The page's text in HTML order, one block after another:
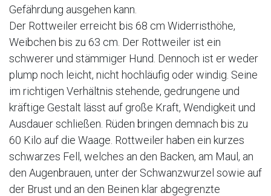
Gefährdung ausgehen kann.
Der Rottweiler erreicht bis 68 cm Widerristhöhe,
Weibchen bis zu 63 cm. Der Rottweiler ist ein
schwerer und stämmiger Hund. Dennoch ist er weder
plump noch leicht, nicht hochläufig oder windig. Seine
im richtigen Verhältnis stehende, gedrungene und
kräftige Gestalt lässt auf große Kraft, Wendigkeit und
Ausdauer schließen. Rüden bringen demnach bis zu
60 Kilo auf die Waage. Rottweiler haben ein kurzes
schwarzes Fell, welches an den Backen, am Maul, an
den Augenbrauen, unter der Schwanzwurzel sowie auf
der Brust und an den Beinen klar abgegrenzte